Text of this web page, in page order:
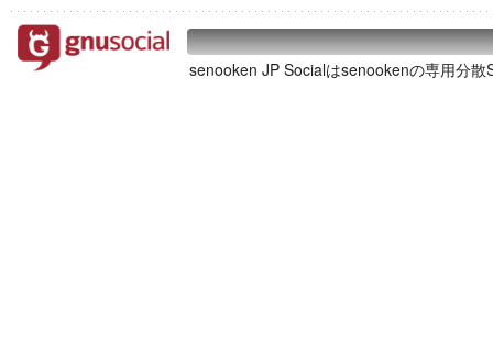
senooken JP Socialはsenookenの専用分散